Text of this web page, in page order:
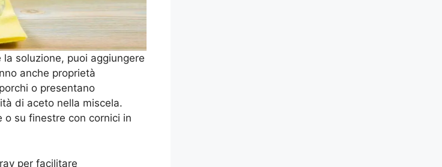
soluzione, puoi aggiungere
anche proprietà
o presentano
di aceto nella miscela.
o su finestre con cornici in
per facilitare